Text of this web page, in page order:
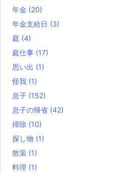
年金 (20)
年金支給日 (3)
庭 (4)
庭仕事 (17)
思い出 (1)
怪我 (1)
息子 (152)
息子の帰省 (42)
掃除 (10)
探し物 (1)
散策 (1)
料理 (1)